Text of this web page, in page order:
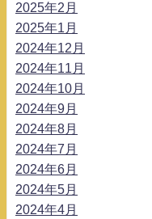
2025年2月
2025年1月
2024年12月
2024年11月
2024年10月
2024年9月
2024年8月
2024年7月
2024年6月
2024年5月
2024年4月